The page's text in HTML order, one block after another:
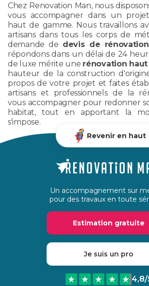
Chez Renovation Man, nous
vous accompagner dans un
haut de gamme. Nous travaillons
artisans dans tous les corps de
demande de devis de rénovation
répondons dans un délai de 24
de luxe mérite une rénovation
hauteur de la construction
propos de votre projet et faites
artisans et professionnels de la
vous accompagner pour redonner
habitat, tout en apportant la
s'impose.
Revenir en haut
Un accompagnement sur
pour des travaux en toute
Estimation gratuite
Je suis un pro
4,8/